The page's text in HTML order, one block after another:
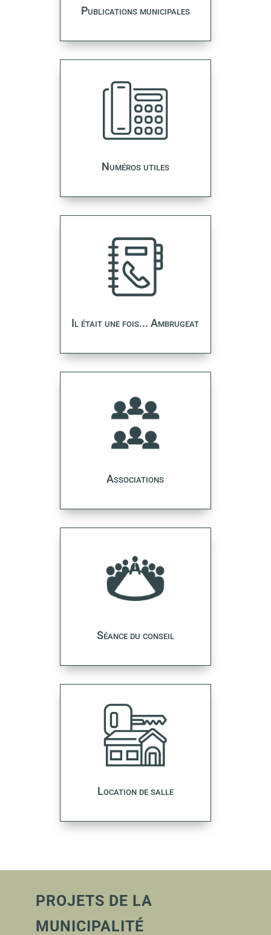
Publications municipales
Numéros utiles
Il était une fois... Ambrugeat
Associations
Séance du conseil
Location de salle
PROJETS DE LA
MUNICIPALITÉ